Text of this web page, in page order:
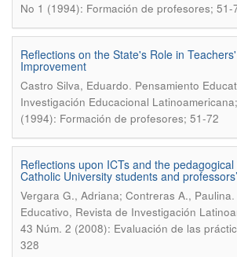
No 1 (1994): Formación de profesores; 51-
Reflections on the State's Role in
Improvement
Castro Silva, Eduardo. Pensamiento
Investigación Educacional
(1994): Formación de profesores; 51-72
Reflections upon ICTs and the
Catholic University students and
Vergara G., Adriana; Contreras A., Paulina.
Educativo, Revista de Investigación
43 Núm. 2 (2008): Evaluación de las
328